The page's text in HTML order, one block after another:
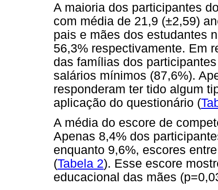
A maioria dos participantes
com média de 21,9 (±2,59)
pais e mães dos estudantes
56,3% respectivamente. Em
das famílias dos
salários mínimos (87,6%).
responderam ter tido algum
aplicação do questionário (
A média do escore de
Apenas 8,4% dos
enquanto 9,6%, escores
(Tabela 2). Esse escore
educacional das mães